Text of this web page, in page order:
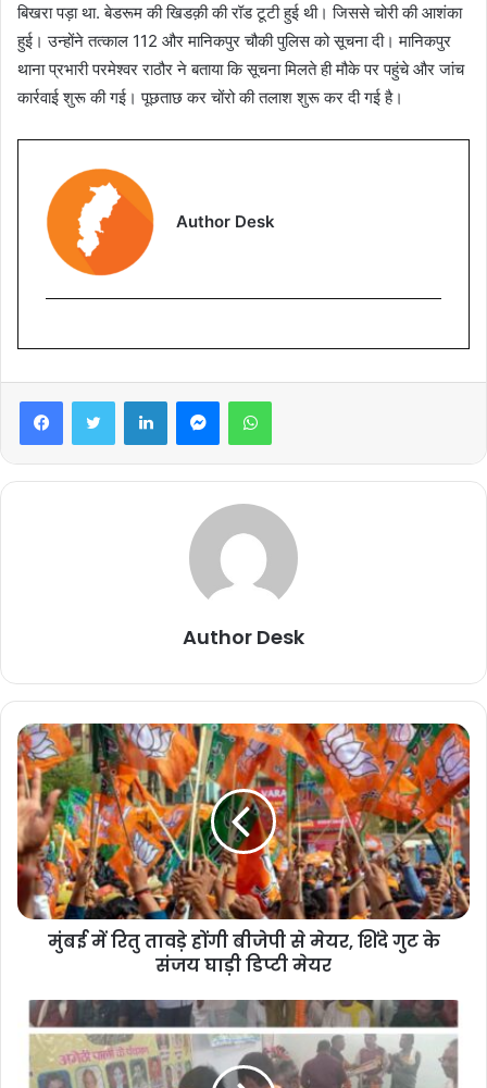
बिखरा पड़ा था. बेडरूम की खिडक़ी की रॉड टूटी हुई थी। जिससे चोरी की आशंका
हुई। उन्होंने तत्काल 112 और मानिकपुर चौकी पुलिस को सूचना दी। मानिकपुर
थाना प्रभारी परमेश्वर राठौर ने बताया कि सूचना मिलते ही मौके पर पहुंचे और जांच
कार्रवाई शुरू की गई। पूछताछ कर चोंरो की तलाश शुरू कर दी गई है।
Author Desk
Author Desk
मुंबई में रितु तावड़े होंगी बीजेपी से मेयर, शिंदे गुट के
संजय घाड़ी डिप्टी मेयर